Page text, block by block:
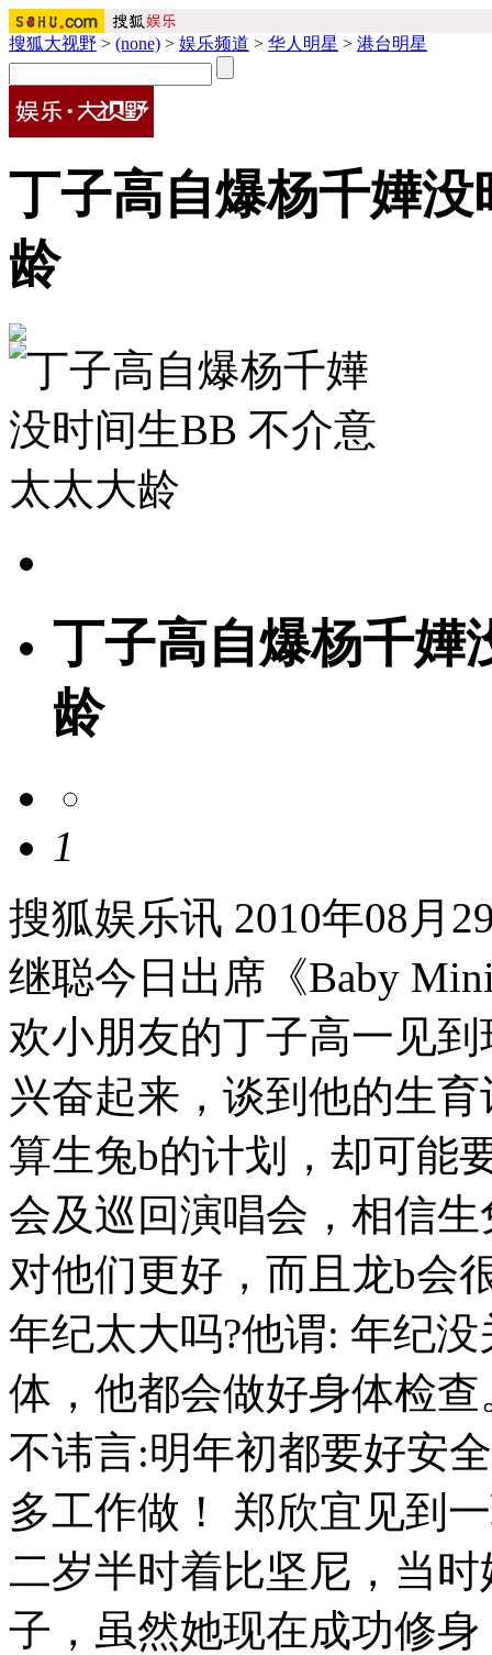
搜狐大视野 > (none) > 娱乐频道 > 华人明星 > 港台明星
丁子高自爆杨千嬅
龄
丁子高自爆杨千嬅
龄
1
搜狐娱乐讯 2010年08月
继聪今日出席《Baby
欢小朋友的丁子高一见
兴奋起来，谈到他的生
算生兔b的计划，却可能
会及巡回演唱会，相信
对他们更好，而且龙b会
年纪太大吗?他谓: 年纪
体，他都会做好身体检
不讳言:明年初都要好安
多工作做！ 郑欣宜见到
二岁半时着比坚尼，当
子，虽然她现在成功修